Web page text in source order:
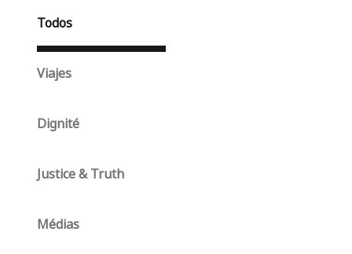
Todos
Viajes
Dignité
Justice & Truth
Médias